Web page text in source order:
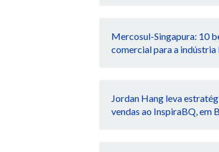
Mercosul-Singapura: 10
comercial para a
Jordan Hang leva
vendas ao InspiraBQ, em